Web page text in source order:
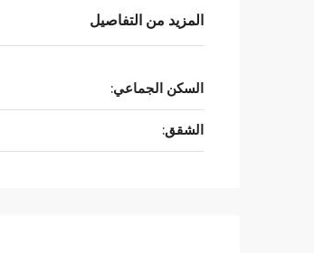
المزيد من التفاصيل
السكن الجماعي:
الشقق: